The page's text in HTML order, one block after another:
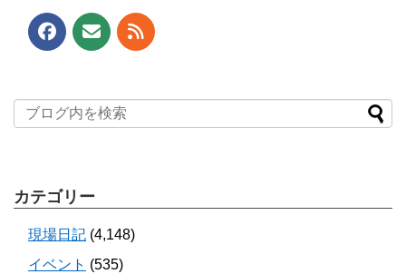
カテゴリー
現場日記 (4,148)
イベント (535)